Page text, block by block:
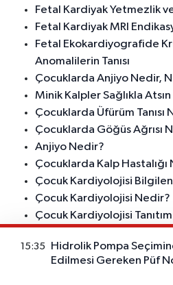
Fetal Kardiyak Yetmezlik
Fetal Kardiyak MRI
Fetal Ekokardiyografide
Anomalilerin Tanısı
Çocuklarda Anjiyo Nedir,
Minik Kalpler Sağlıkla
Çocuklarda Üfürüm Tanısı
Çocuklarda Göğüs Ağrısı
Anjiyo Nedir?
Çocuklarda Kalp Hastalığı
Çocuk Kardiyolojisi
Çocuk Kardiyolojisi Nedir?
Çocuk Kardiyolojisi
Kardiyoloji ve Kalp Damar
Çocuklarda Kalp Atışı Kaç
15:35
Hidrolik Pompa
Edilmesi Gereken Püf